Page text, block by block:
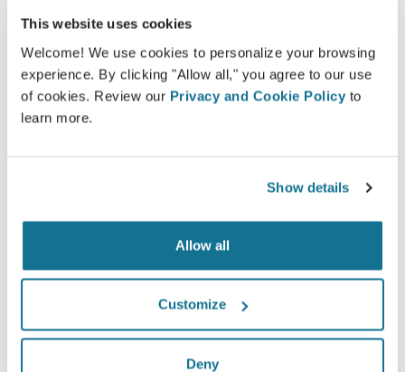
This website uses cookies
Welcome! We use cookies to personalize your browsing
experience. By clicking "Allow all," you agree to our use
of cookies. Review our Privacy and Cookie Policy to
learn more.
Show details
Allow all
Customize
Deny
쉽고 안전
Crisalix는 항상 개인 정보를 보호하는 데 전념합니다.
서버는 완전히 암호화되어 있습니다. 정보는 안전하
첨단 기술
and aesthetic procedures already used by
doctors in over 100 countries and recomended
by several plastic surgery associations.